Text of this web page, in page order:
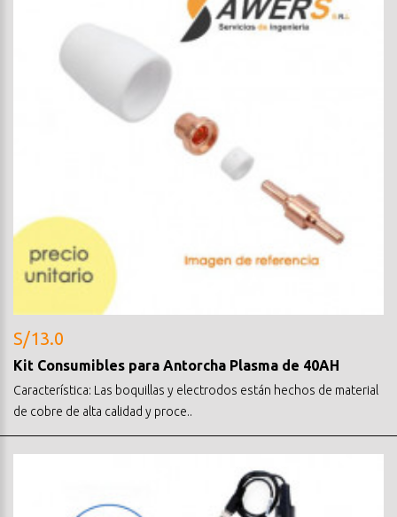
S/13.0
Kit Consumibles para Antorcha Plasma de 40AH
Característica: Las boquillas y electrodos están hechos de material
de cobre de alta calidad y proce..